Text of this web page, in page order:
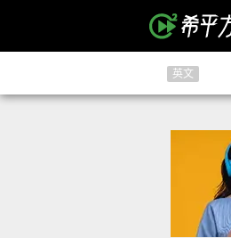
英文